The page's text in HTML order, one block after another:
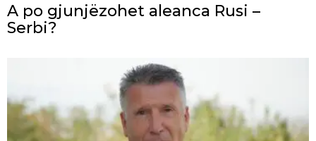
A po gjunjëzohet aleanca Rusi –
Serbi?